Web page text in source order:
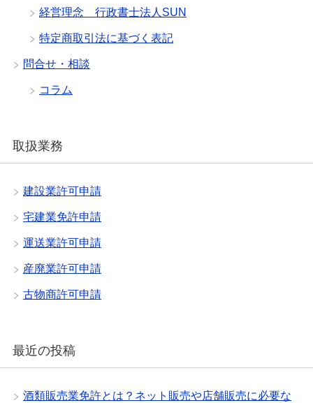
経営理念 行政書士法人SUN
特定商取引法に基づく表記
問合せ・相談
コラム
取扱業務
建設業許可申請
宅建業免許申請
運送業許可申請
産廃業許可申請
古物商許可申請
最近の投稿
酒類販売業免許とは？ネット販売や店舗販売に必要な